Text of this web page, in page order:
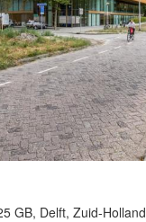
GB, Delft, Zuid-Holland